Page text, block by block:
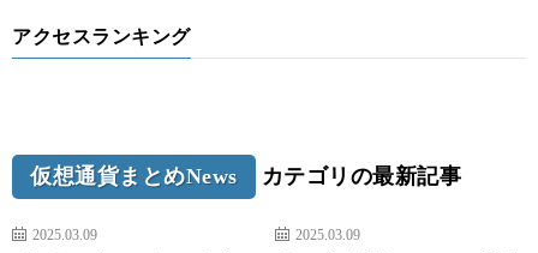
アクセスランキング
仮想通貨まとめNews カテゴリの最新記事
2025.03.09 2025.03.09